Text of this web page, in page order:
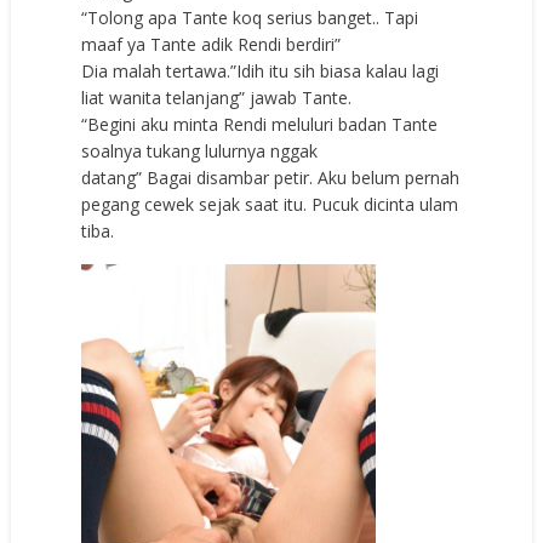
“Tolong apa Tante koq serius banget.. Tapi
maaf ya Tante adik Rendi berdiri”
Dia malah tertawa.”Idih itu sih biasa kalau lagi
liat wanita telanjang” jawab Tante.
“Begini aku minta Rendi meluluri badan Tante
soalnya tukang lulurnya nggak
datang” Bagai disambar petir. Aku belum pernah
pegang cewek sejak saat itu. Pucuk dicinta ulam
tiba.